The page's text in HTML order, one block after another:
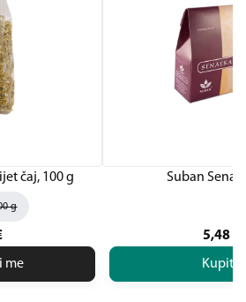
čaj, 100 g
g
me
Suban
5,48
Kupite